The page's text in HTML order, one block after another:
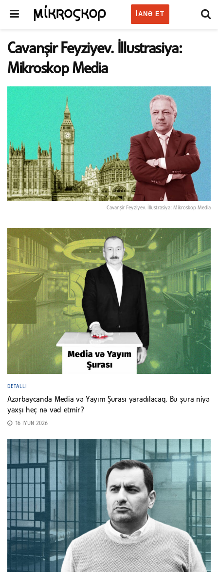
IANƏ ET
Cavanşir Feyziyev. İllustrasiya:
Mikroskop Media
Cavanşir Feyziyev. İllustrasiya: Mikroskop Media
DETALLI
Azərbaycanda Media və Yayım Şurası yaradılacaq. Bu şura niyə
yaxşı heç nə vəd etmir?
16 İYUN 2026